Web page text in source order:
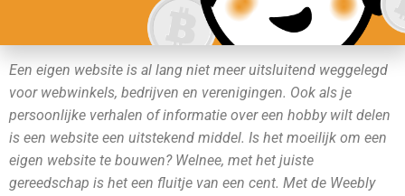
Klik hier om de Weebly website bouwer gratis uit
Een eigen website is al lang niet meer uitsluitend weggelegd
voor webwinkels, bedrijven en verenigingen. Ook als je
persoonlijke verhalen of informatie over een hobby wilt delen
is een website een uitstekend middel. Is het moeilijk om een
eigen website te bouwen? Welnee, met het juiste
gereedschap is het een fluitje van een cent. Met de Weebly